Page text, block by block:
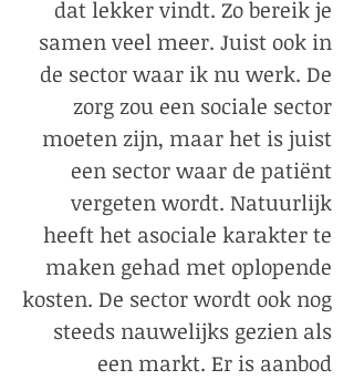
dat lekker vindt. Zo bereik je
samen veel meer. Juist ook in
de sector waar ik nu werk. De
zorg zou een sociale sector
moeten zijn, maar het is juist
een sector waar de patiënt
vergeten wordt. Natuurlijk
heeft het asociale karakter te
maken gehad met oplopende
kosten. De sector wordt ook nog
steeds nauwelijks gezien als
een markt. Er is aanbod